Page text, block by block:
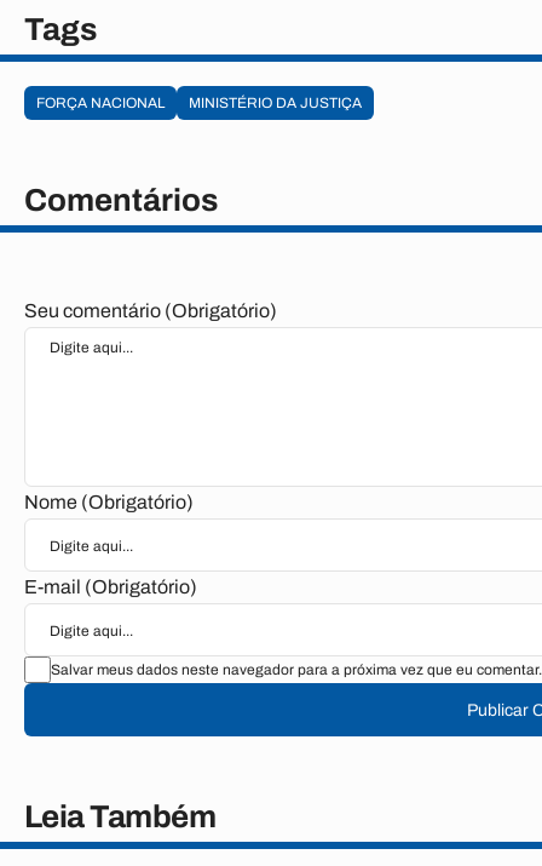
Tags
FORÇA NACIONAL MINISTÉRIO DA JUSTIÇA
Comentários
Seu comentário (Obrigatório)
Nome (Obrigatório)
E-mail (Obrigatório)
Salvar meus dados neste navegador para a próxima vez que eu comentar.
Publicar
Leia Também